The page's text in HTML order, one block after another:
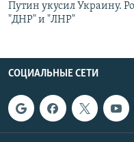
Путин укусил Украину.
"ДНР" и "ЛНР"
СОЦИАЛЬНЫЕ СЕТИ